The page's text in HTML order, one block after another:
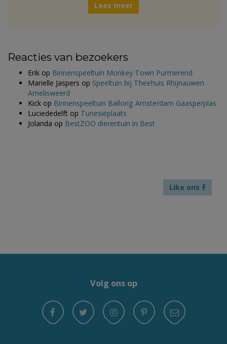
Lees meer
Reacties van bezoekers
Erik op Binnenspeeltuin Monkey Town Purmerend
Marielle Jaspers op Speeltuin bij Theehuis Rhijnauwen
Amelisweerd
Kick op Binnenspeeltuin Ballorig Amsterdam Gaasperplas
Luciededelft op Tunesiëplaats
Jolanda op BestZOO dierentuin in Best
Like ons
Volg ons op